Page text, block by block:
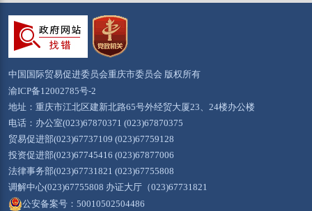
中国国际贸易促进委员会重庆市委员会 版权所有
渝ICP备12002785号-2
地址：重庆市江北区建新北路65号外经贸大厦23、24楼办公楼
电话：办公室(023)67870371 (023)67870375
贸易促进部(023)67737109 (023)67759128
投资促进部(023)67745416 (023)67877006
法律事务部(023)67731821 (023)67755808
调解中心(023)67755808 办证大厅（023)67731821
公安备案号：50010502504486